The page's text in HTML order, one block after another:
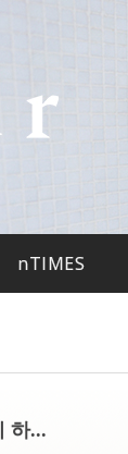
nTIMES
하...